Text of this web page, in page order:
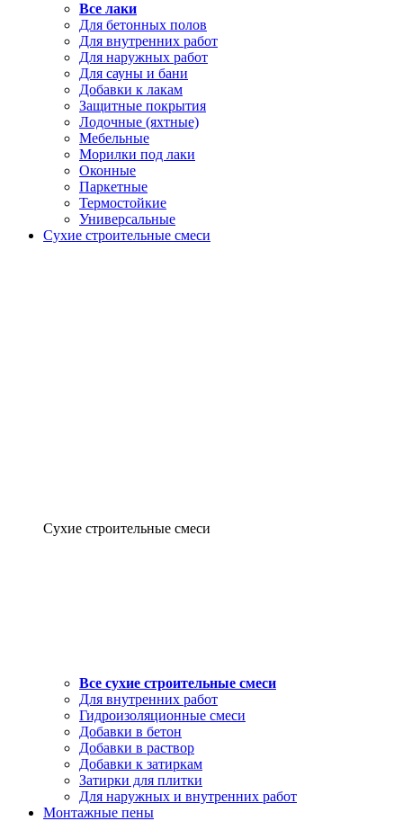
Все лаки
Для бетонных полов
Для внутренних работ
Для наружных работ
Для сауны и бани
Добавки к лакам
Защитные покрытия
Лодочные (яхтные)
Мебельные
Морилки под лаки
Оконные
Паркетные
Термостойкие
Универсальные
Сухие строительные смеси
Сухие строительные смеси
Все сухие строительные смеси
Для внутренних работ
Гидроизоляционные смеси
Добавки в бетон
Добавки в раствор
Добавки к затиркам
Затирки для плитки
Для наружных и внутренних работ
Монтажные пены